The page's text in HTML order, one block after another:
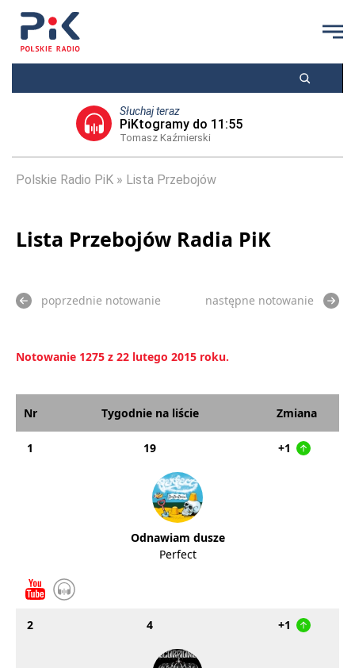
Słuchaj teraz
PiKtogramy do 11:55
Tomasz Kaźmierski
Polskie Radio PiK Lista Przebojów
Lista Przebojów Radia PiK
poprzednie notowanie następne notowanie
Notowanie 1275 z 22 lutego 2015 roku.
Nr Tygodnie na liście Zmiana
1 19 +1
Odnawiam dusze
Perfect
2 4 +1